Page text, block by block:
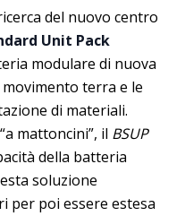
del nuovo centro
Unit Pack
modulare di nuova
terra e le
di materiali.
mattoncini”, il BSUP
della batteria
soluzione
per poi essere estesa